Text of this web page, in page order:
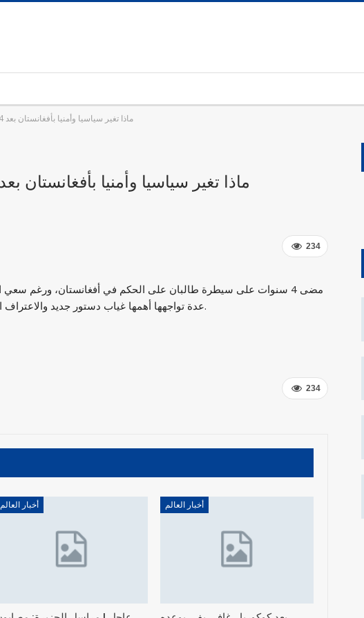
ماذا تغير سياسيا وأمنيا بأفغانستان بعد 4 سنوات من حكم طالبان؟
ماذا تغير سياسيا وأمنيا بأفغانستان بعد 4 سنوات من حكم طالبان؟
234
مضى 4 سنوات على سيطرة طالبان على الحكم في أفغانستان، ورغم سعي
عدة تواجهها أهمها غياب دستور جديد والاعتراف الدولي، رغم تحقيق مكاسب أمنية واقتصادية.
234
أخبار العالم أخبار العالم